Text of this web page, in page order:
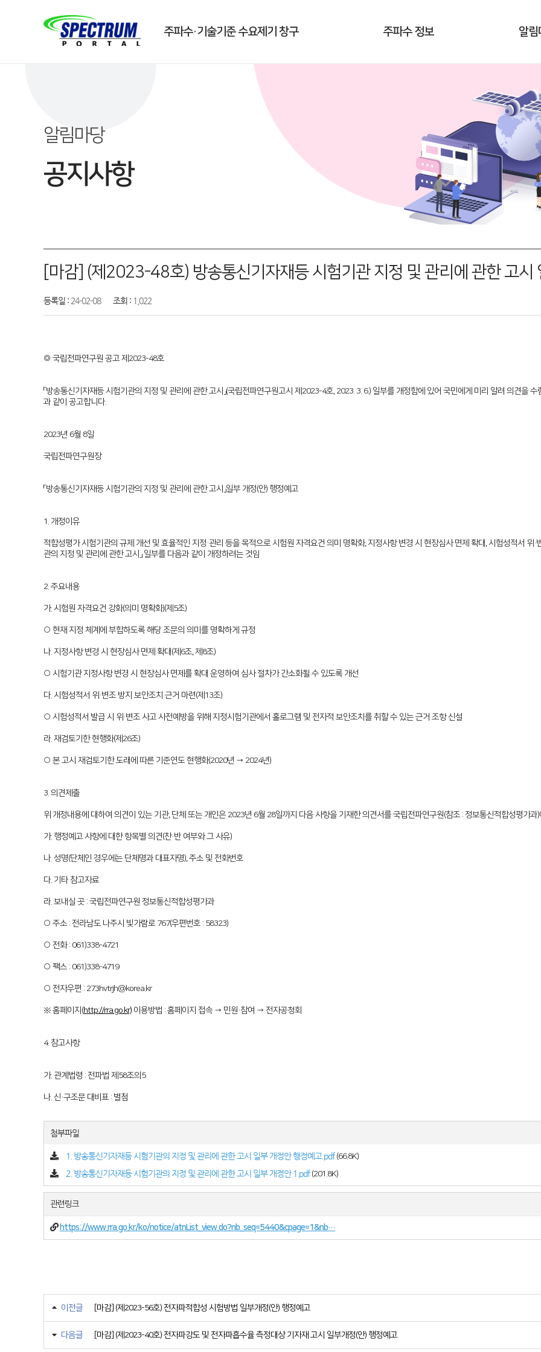
주파수·기술기준 수요제기 창구 주파수 정보 알림
알림마당
공지사항
[마감] (제2023-48호) 방송통신기자재등 시험기관 지정 및 관리에 관한 고시
등록일 : 24-02-08 조회 : 1,022
◎ 국립전파연구원 공고 제2023-48호
「방송통신기자재등 시험기관의 지정 및 관리에 관한 고시」(국립전파연구원고시 제2023-4호, 2023. 3. 6.) 일부를 개정함에 있어 국민에게 미리 알려 의견을
과 같이 공고합니다.
2023년 6월 8일
국립전파연구원장
「방송통신기자재등 시험기관의 지정 및 관리에 관한 고시」일부 개정(안) 행정예고
1. 개정이유
적합성평가 시험기관의 규제 개선 및 효율적인 지정·관리 등을 목적으로 시험원 자격요건 의미 명확화, 지정사항 변경 시 현장심사 면제 확대, 시험성적서 위·
관의 지정 및 관리에 관한 고시」 일부를 다음과 같이 개정하려는 것임
2. 주요내용
가. 시험원 자격요건 강화(의미 명확화)(제5조)
○ 현재 지정 체계에 부합하도록 해당 조문의 의미를 명확하게 규정
나. 지정사항 변경 시 현장심사 면제 확대(제6조, 제8조)
○ 시험기관 지정사항 변경 시 현장심사 면제를 확대 운영하여 심사 절차가 간소화될 수 있도록 개선
다. 시험성적서 위·변조 방지 보안조치 근거 마련(제13조)
○ 시험성적서 발급 시 위·변조 사고 사전예방을 위해 지정시험기관에서 홀로그램 및 전자적 보안조치를 취할 수 있는 근거 조항 신설
라. 재검토기한 현행화(제26조)
○ 본 고시 재검토기한 도래에 따른 기준연도 현행화(2020년 → 2024년)
3. 의견제출
위 개정내용에 대하여 의견이 있는 기관, 단체 또는 개인은 2023년 6월 28일까지 다음 사항을 기재한 의견서를 국립전파연구원(참조 : 정보통신적합성평가과
가. 행정예고 사항에 대한 항목별 의견(찬·반 여부와 그 사유)
나. 성명(단체인 경우에는 단체명과 대표자명), 주소 및 전화번호
다. 기타 참고자료
라. 보내실 곳 : 국립전파연구원 정보통신적합성평가과
○ 주소 : 전라남도 나주시 빛가람로 767(우편번호 : 58323)
○ 전화 : 061)338-4721
○ 팩스 : 061)338-4719
○ 전자우편 : 273hvtrjh@korea.kr
※ 홈페이지(http://rra.go.kr) 이용방법 : 홈페이지 접속 → 민원·참여 → 전자공청회
4. 참고사항
가. 관계법령 : 전파법 제58조의5
나. 신·구조문 대비표 : 별첨
첨부파일
1. 방송통신기자재등 시험기관의 지정 및 관리에 관한 고시 일부 개정안 행정예고.pdf(66.8K)
2. 방송통신기자재등 시험기관의 지정 및 관리에 관한 고시 일부 개정안 1.pdf(201.8K)
관련링크
https://www.rra.go.kr/ko/notice/atnList_view.do?nb_seq=5440&cpage=1&nb…
이전글 [마감] (제2023-56호) 전자파적합성 시험방법 일부개정(안) 행정예고
다음글 [마감] (제2023-40호) 전자파강도 및 전자파흡수율 측정대상 기자재 고시 일부개정(안) 행정예고